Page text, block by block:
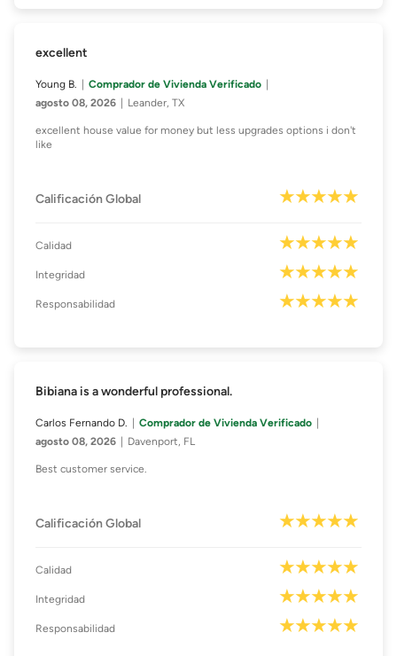
excellent
Young B.
Comprador de Vivienda Verificado
agosto 08, 2026
Leander, TX
excellent house value for money but less upgrades options i don't
like
Calificación Global
Calidad
Integridad
Responsabilidad
Bibiana is a wonderful professional.
Carlos Fernando D.
Comprador de Vivienda Verificado
agosto 08, 2026
Davenport, FL
Best customer service.
Calificación Global
Calidad
Integridad
Responsabilidad